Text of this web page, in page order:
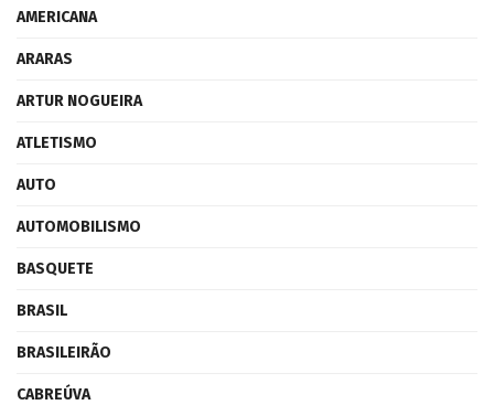
AMERICANA
ARARAS
ARTUR NOGUEIRA
ATLETISMO
AUTO
AUTOMOBILISMO
BASQUETE
BRASIL
BRASILEIRÃO
CABREÚVA